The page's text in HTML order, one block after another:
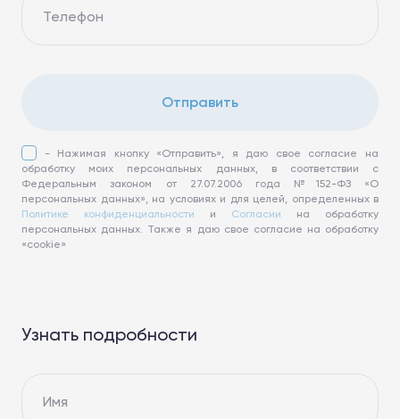
Телефон
Отправить
- Нажимая кнопку «Отправить», я даю свое согласие на
обработку моих персональных данных, в соответствии с
Федеральным законом от 27.07.2006 года №152-ФЗ «О
персональных данных», на условиях и для целей, определенных в
Политике конфиденциальности и Согласии на обработку
персональных данных. Также я даю свое согласие на обработку
«cookie»
Узнать подробности
Имя